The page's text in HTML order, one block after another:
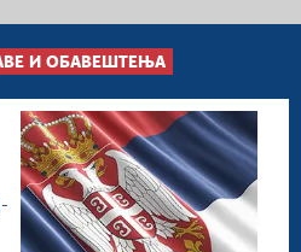
И ОБАВЕШТЕЊА